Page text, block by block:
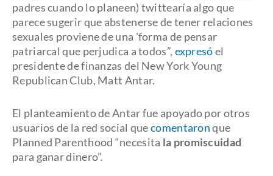
padres cuando lo planeen) twittearía algo que
parece sugerir que abstenerse de tener relaciones
sexuales proviene de una 'forma de pensar
patriarcal que perjudica a todos”, expresóel
presidente de finanzas del New York Young
Republican Club, Matt Antar.
El planteamiento de Antar fue apoyado por otros
usuarios de la red social quecomentaronque
Planned Parenthood “necesita la promiscuidad
para ganar dinero”.